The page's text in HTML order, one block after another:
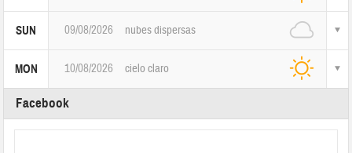
SUN 09/08/2026 nubes dispersas
MON 10/08/2026 cielo claro
Facebook